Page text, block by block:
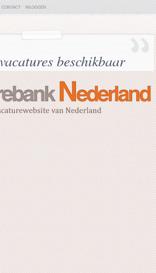
CONTACT INLOGGEN
beschikbaar